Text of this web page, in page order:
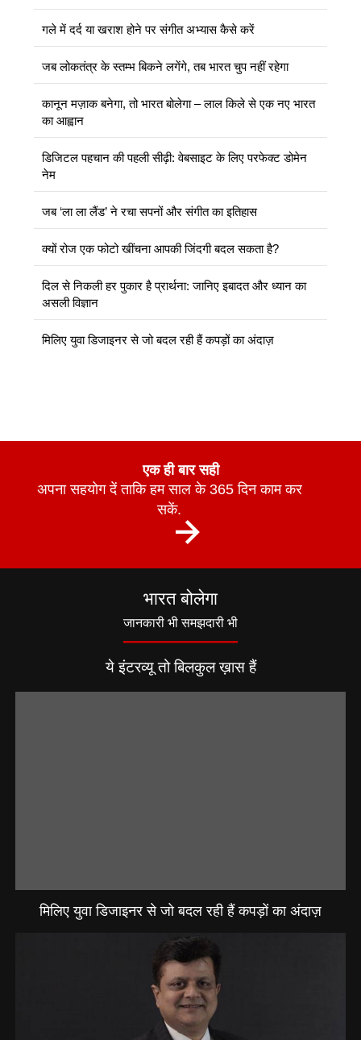
गले में दर्द या खराश होने पर संगीत अभ्यास कैसे करें
जब लोकतंत्र के स्तम्भ बिकने लगेंगे, तब भारत चुप नहीं रहेगा
कानून मज़ाक बनेगा, तो भारत बोलेगा – लाल किले से एक नए भारत
का आह्वान
डिजिटल पहचान की पहली सीढ़ी: वेबसाइट के लिए परफेक्ट डोमेन
नेम
जब ‘ला ला लैंड’ ने रचा सपनों और संगीत का इतिहास
क्यों रोज एक फोटो खींचना आपकी जिंदगी बदल सकता है?
दिल से निकली हर पुकार है प्रार्थना: जानिए इबादत और ध्यान का
असली विज्ञान
मिलिए युवा डिजाइनर से जो बदल रही हैं कपड़ों का अंदाज़
एक ही बार सही
अपना सहयोग दें ताकि हम साल के 365 दिन काम कर
सकें.
भारत बोलेगा
जानकारी भी समझदारी भी
ये इंटरव्यू तो बिलकुल ख़ास हैं
मिलिए युवा डिजाइनर से जो बदल रही हैं कपड़ों का अंदाज़